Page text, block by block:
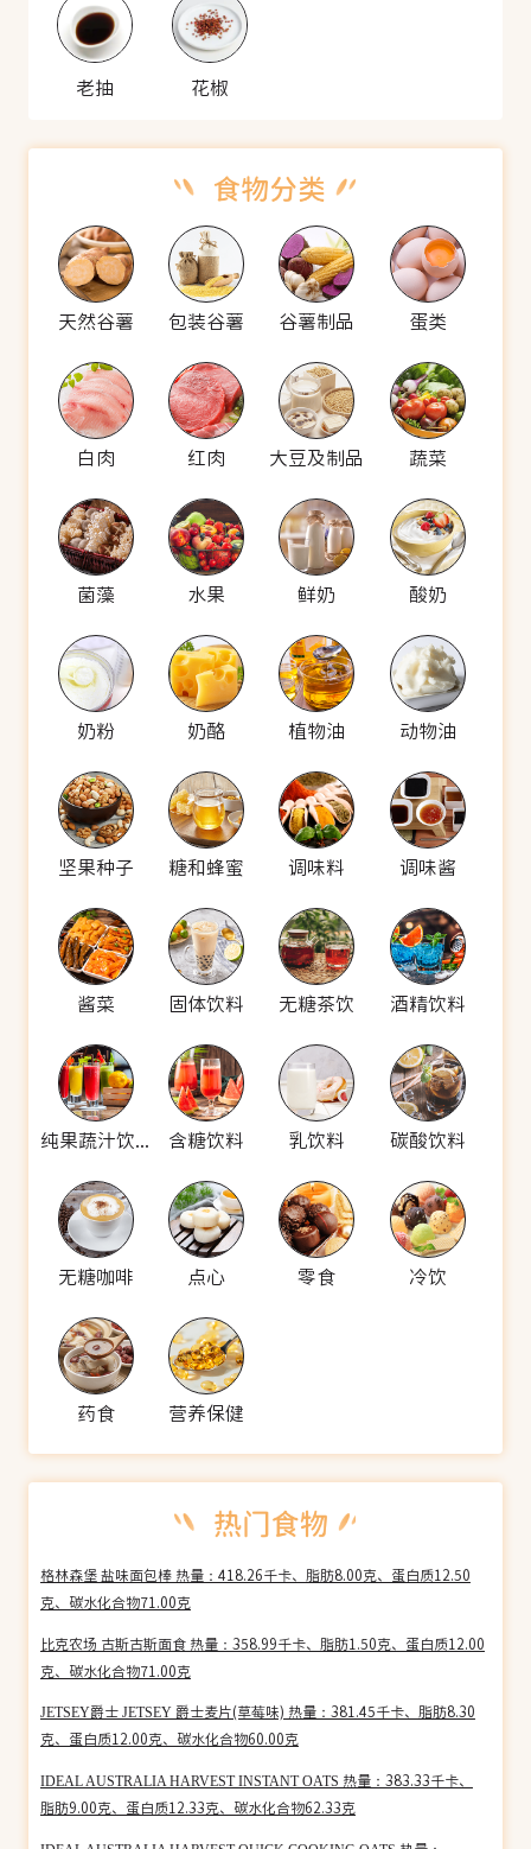
老抽 花椒
天然谷薯 包装谷薯 谷薯制品 蛋类
白肉 红肉 大豆及制品 蔬菜
菌藻 水果 鲜奶 酸奶
奶粉 奶酪 植物油 动物油
坚果种子 糖和蜂蜜 调味料 调味酱
酱菜 固体饮料 无糖茶饮 酒精饮料
纯果蔬汁饮料 含糖饮料 乳饮料 碳酸饮料
无糖咖啡 点心 零食 冷饮
药食 营养保健
格林森堡 盐味面包棒 热量：418.26千卡、脂肪8.00克、蛋白质12.50
克、碳水化合物71.00克
比克农场 古斯古斯面食 热量：358.99千卡、脂肪1.50克、蛋白质12.00
克、碳水化合物71.00克
JETSEY爵士 JETSEY 爵士麦片(草莓味) 热量：381.45千卡、脂肪8.30
克、蛋白质12.00克、碳水化合物60.00克
IDEAL AUSTRALIA HARVEST INSTANT OATS 热量：383.33千卡、
脂肪9.00克、蛋白质12.33克、碳水化合物62.33克